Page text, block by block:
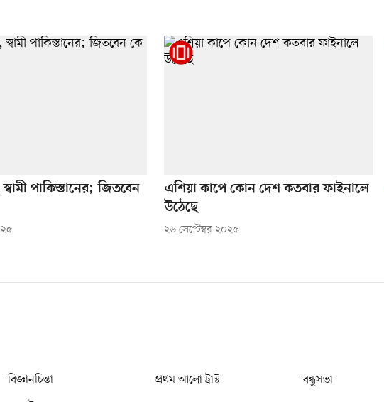
স্বামী পাকিস্তানের; জিতবেন
এশিয়া কাপে কোন দেশ কতবার ফাইনালে
উঠেছে
২৬ সেপ্টেম্বর ২০২৫
বিজ্ঞানচিন্তা প্রথম আলো ট্রাস্ট বন্ধুসভা